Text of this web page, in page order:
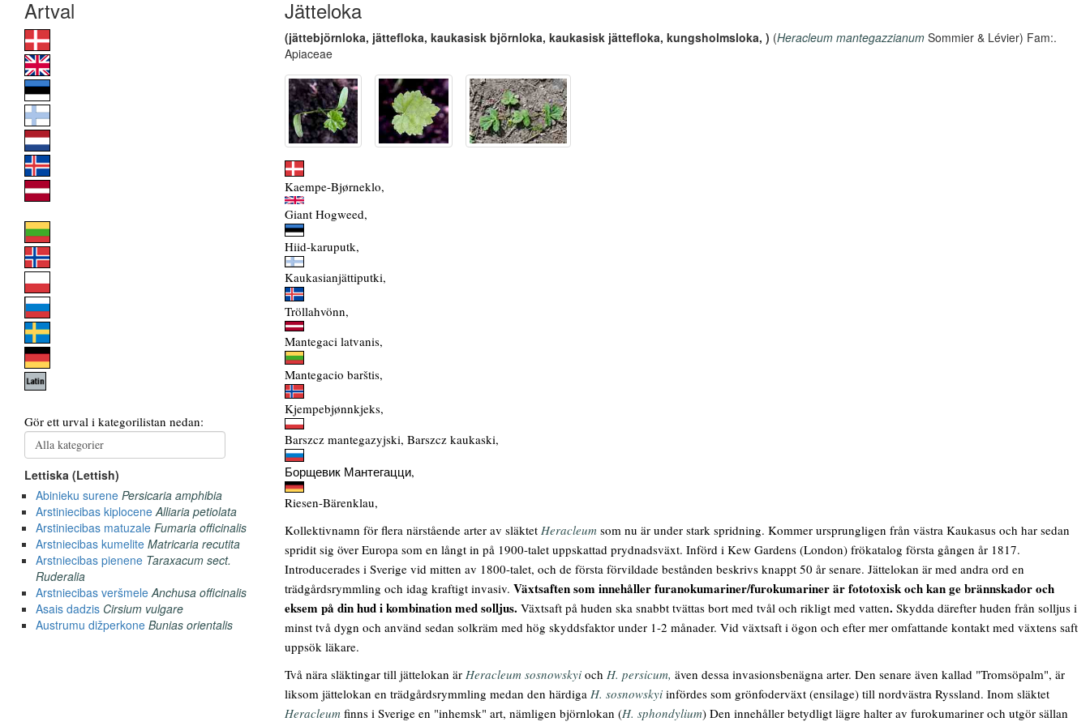
Jätteloka
(jättebjörnloka, jättefloka, kaukasisk björnloka, kaukasisk jättefloka, kungsholmsloka, ) (Heracleum mantegazzianum Sommier & Lévier) Fam:.
Apiaceae
Kaempe-Bjørneklo,
Giant Hogweed,
Hiid-karuputk,
Kaukasianjättiputki,
Tröllahvönn,
Mantegaci latvanis,
Mantegacio barštis,
Kjempebjønnkjeks,
Barszcz mantegazyjski, Barszcz kaukaski,
Борщевик Мантегацци,
Riesen-Bärenklau,
Kollektivnamn för flera närstående arter av släktet Heracleum som nu är under stark spridning. Kommer ursprungligen från västra Kaukasus och har sedan
spridit sig över Europa som en långt in på 1900-talet uppskattad prydnadsväxt. Införd i Kew Gardens (London) frökatalog första gången år 1817.
Introducerades i Sverige vid mitten av 1800-talet, och de första förvildade bestånden beskrivs knappt 50 år senare. Jättelokan är med andra ord en
trädgårdsrymmling och idag kraftigt invasiv. Växtsaften som innehåller furanokumariner/furokumariner är fototoxisk och kan ge brännskador och
eksem på din hud i kombination med solljus. Växtsaft på huden ska snabbt tvättas bort med tvål och rikligt med vatten. Skydda därefter huden från solljus i
minst två dygn och använd sedan solkräm med hög skyddsfaktor under 1-2 månader. Vid växtsaft i ögon och efter mer omfattande kontakt med växtens saft
uppsök läkare.
Två nära släktingar till jättelokan är Heracleum sosnowskyi och H. persicum, även dessa invasionsbenägna arter. Den senare även kallad "Tromsöpalm", är
liksom jättelokan en trädgårdsrymmling medan den härdiga H. sosnowskyi infördes som grönfoderväxt (ensilage) till nordvästra Ryssland. Inom släktet
Heracleum finns i Sverige en "inhemsk" art, nämligen björnlokan (H. sphondylium) Den innehåller betydligt lägre halter av furokumariner och utgör sällan